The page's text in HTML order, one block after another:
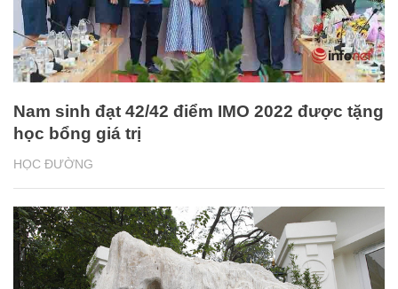
HỌC ĐƯỜNG
Nam sinh đạt 42/42 điểm IMO 2022 được tặng
học bổng giá trị